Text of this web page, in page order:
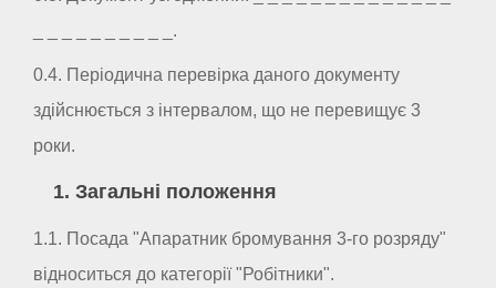
_ _ _ _ _ _ _ _ _ _.
0.4. Періодична перевірка даного документу
здійснюється з інтервалом, що не перевищує 3
роки.
1. Загальні положення
1.1. Посада "Апаратник бромування 3-го розряду"
відноситься до категорії "Робітники".